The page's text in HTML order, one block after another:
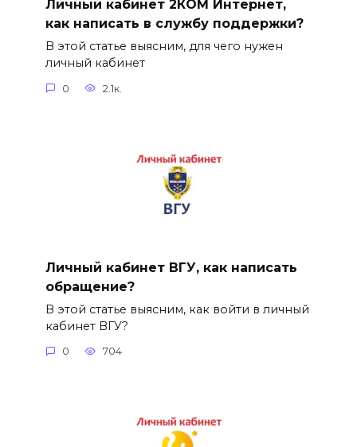
Личный кабинет 2КОМ Интернет,
как написать в службу поддержки?
В этой статье выясним, для чего нужен
личный кабинет
0 2.1к.
Личный кабинет ВГУ, как написать
обращение?
В этой статье выясним, как войти в личный
кабинет ВГУ?
0 704